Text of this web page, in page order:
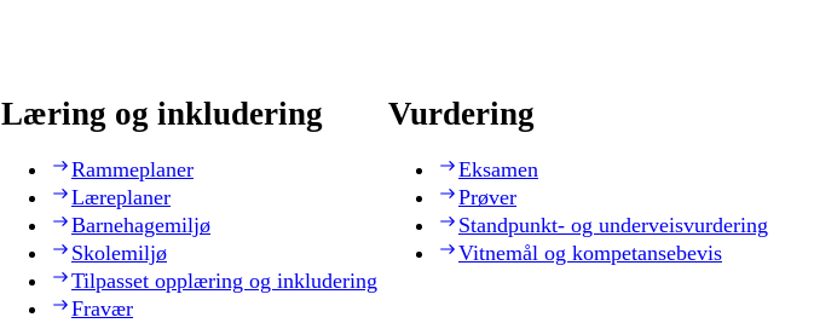
Læring og inkludering
Rammeplaner
Læreplaner
Barnehagemiljø
Skolemiljø
Tilpasset opplæring og inkludering
Fravær
Vurdering
Eksamen
Prøver
Standpunkt- og underveisvurdering
Vitnemål og kompetansebevis